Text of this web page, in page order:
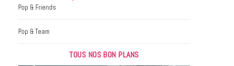
Pop & Friends
Pop & Team
TOUS NOS BON PLANS